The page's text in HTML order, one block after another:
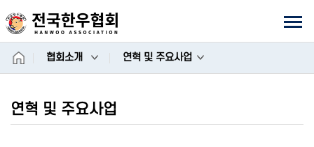
상단
모바일메뉴
홈
협회소개 연혁 및 주요사업
연혁 및 주요사업